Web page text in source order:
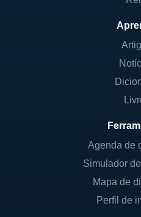
Agenda de
Simulador
Mapa de
Perfil de